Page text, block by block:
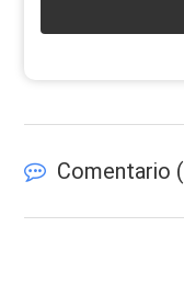
Comentario (